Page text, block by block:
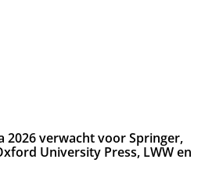
2026 verwacht voor Springer,
University Press, LWW en